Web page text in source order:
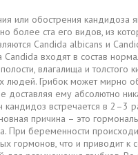
или обострения кандидоза
более ста его видов, из
Candida albicans и
входят в состав
влагалища и толстого
людей. Грибок может мирно
доставляя ему абсолютно
встречается в 2–3
причина – это
При беременности
гормонов, что и приводит к